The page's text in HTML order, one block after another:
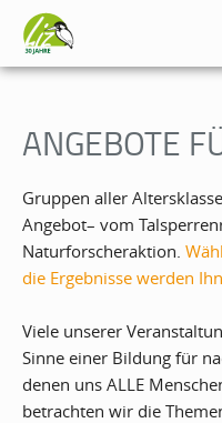
ANGEBOTE
Gruppen aller
Angebot– vom
Naturforscheraktion.
die Ergebnisse werden
Viele unserer
Sinne einer Bildung für
denen uns ALLE
betrachten wir die